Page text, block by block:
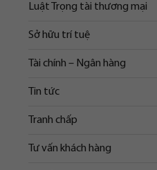
Luật Trọng tài thương mại
Sở hữu trí tuệ
Tài chính – Ngân hàng
Tin tức
Tranh chấp
Tư vấn khách hàng